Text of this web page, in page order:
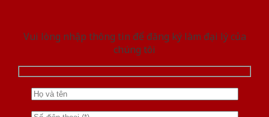
Vui lòng nhập thông tin để đăng ký làm đại lý của
chúng tôi